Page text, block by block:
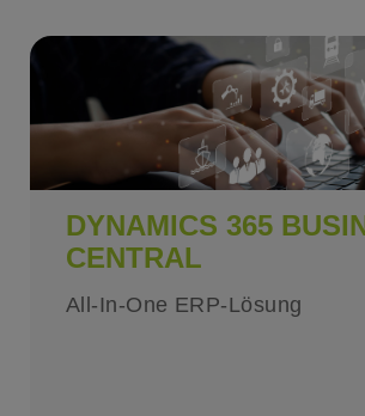
DYNAMICS 365
CENTRAL
All-In-One ERP-Lösung